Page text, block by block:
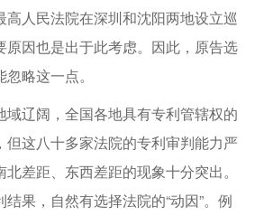
高人民法院在深圳和沈阳两地设立巡
原因也是出于此考虑。因此，原告选
略这一点。
辽阔，全国各地具有专利管辖权的
但这八十多家法院的专利审判能力严
差距、东西差距的现象十分突出。
果，自然有选择法院的“动因”。例